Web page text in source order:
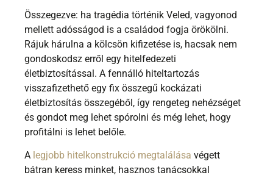
Összegezve: ha tragédia történik Veled, vagyonod
mellett adósságod is a családod fogja örökölni.
Rájuk hárulna a kölcsön kifizetése is, hacsak nem
gondoskodsz erről egy hitelfedezeti
életbiztosítással. A fennálló hiteltartozás
visszafizethető egy fix összegű kockázati
életbiztosítás összegéből, így rengeteg nehézséget
és gondot meg lehet spórolni és még lehet, hogy
profitálni is lehet belőle.
A legjobb hitelkonstrukció megtalálása végett
bátran keress minket, hasznos tanácsokkal